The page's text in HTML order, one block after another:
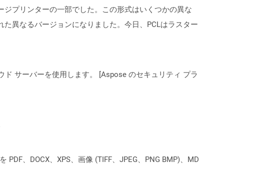
プリンターの一部でした。この形式はいくつかの異な
異なるバージョンになりました。今日、PCLはラスター
サーバーを使用します。 [Aspose のセキュリティ プラ
、DOCX、XPS、画像 (TIFF、JPEG、PNG BMP)、MD